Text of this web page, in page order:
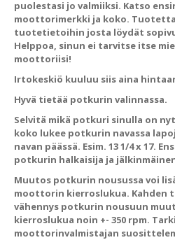
puolestasi jo valmiiksi. Katso
moottorimerkki ja koko.
tuotetietoihin josta löydät
Helppoa, sinun ei tarvitse itse
moottoriisi!
Irtokeskiö kuuluu siis aina
Hyvä tietää potkurin valinnassa.
Selvitä mikä potkuri sinulla on
koko lukee potkurin navassa
navan päässä. Esim. 13 1/4 x 17.
potkurin halkaisija ja
Muutos potkurin nousussa voi
moottorin kierroslukua. Kahden
vähennys potkurin nousuun
kierroslukua noin +- 350 rpm.
moottorinvalmistajan